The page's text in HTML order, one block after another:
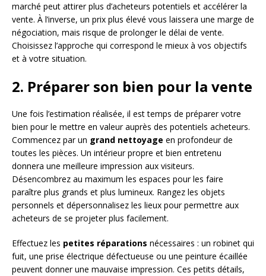
marché peut attirer plus d’acheteurs potentiels et accélérer la
vente. À l’inverse, un prix plus élevé vous laissera une marge de
négociation, mais risque de prolonger le délai de vente.
Choisissez l’approche qui correspond le mieux à vos objectifs
et à votre situation.
2. Préparer son bien pour la vente
Une fois l’estimation réalisée, il est temps de préparer votre
bien pour le mettre en valeur auprès des potentiels acheteurs.
Commencez par un grand nettoyage en profondeur de
toutes les pièces. Un intérieur propre et bien entretenu
donnera une meilleure impression aux visiteurs.
Désencombrez au maximum les espaces pour les faire
paraître plus grands et plus lumineux. Rangez les objets
personnels et dépersonnalisez les lieux pour permettre aux
acheteurs de se projeter plus facilement.
Effectuez les petites réparations nécessaires : un robinet qui
fuit, une prise électrique défectueuse ou une peinture écaillée
peuvent donner une mauvaise impression. Ces petits détails,